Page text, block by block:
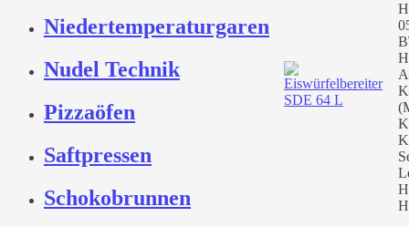
Niedertemperaturgaren
Nudel Technik
Pizzaöfen
Saftpressen
Schokobrunnen